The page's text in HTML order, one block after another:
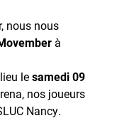
nous nous
à
lesamedi 09
nos joueurs
Nancy.